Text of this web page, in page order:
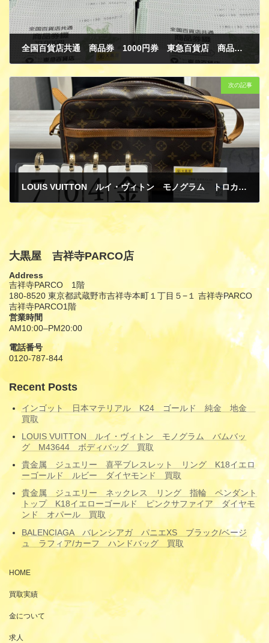
全国百貨店共通 商品券 1000円券 東急百貨店 商品券綴 10000円 金券 買取
次の記事
LOUIS VUITTON ルイ・ヴィトン モノグラム トロカデロ27 M51274 ショルダーバッグ ショルダー付け根切れ 買取
7月 6, 2025
大黒屋 吉祥寺PARCO店
Address
吉祥寺PARCO 1階
180-8520 東京都武蔵野市吉祥寺本町１丁目５−１ 吉祥寺PARCO
吉祥寺PARCO1階
営業時間
AM10:00–PM20:00
電話番号
0120-787-844
Recent Posts
インゴット 日本マテリアル K24 ゴールド 純金 地金
買取
LOUIS VUITTON ルイ・ヴィトン モノグラム バムバッ
グ M43644 ボディバッグ 買取
貴金属 ジュエリー 喜平ブレスレット リング K18イエロ
ーゴールド ルビー ダイヤモンド 買取
貴金属 ジュエリー ネックレス リング 指輪 ペンダント
トップ K18イエローゴールド ピンクサファイア ダイヤモ
ンド オパール 買取
BALENCIAGA バレンシアガ パニエXS ブラック/ベージ
ュ ラフィア/カーフ ハンドバッグ 買取
HOME
買取実績
金について
求人